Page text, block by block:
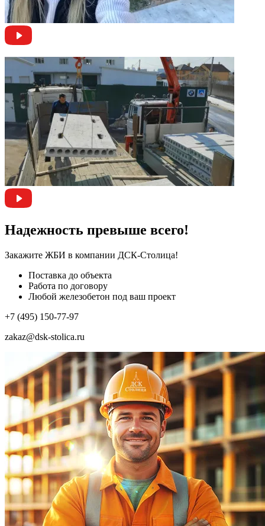
Надежность превыше всего!
Закажите ЖБИ в компании ДСК-Столица!
Поставка до объекта
Работа по договору
Любой железобетон под ваш проект
+7 (495) 150-77-97
zakaz@dsk-stolica.ru